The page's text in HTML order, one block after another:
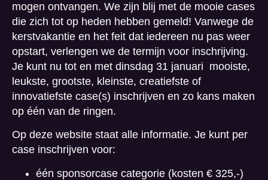
mogen ontvangen. We zijn blij met de mooie cases
die zich tot op heden hebben gemeld! Vanwege de
kerstvakantie en het feit dat iedereen nu pas weer
opstart, verlengen we de termijn voor inschrijving.
Je kunt nu tot en met dinsdag 31 januari mooiste,
leukste, grootste, kleinste, creatiefste of
innovatiefste case(s) inschrijven en zo kans maken
op één van de ringen.
Op deze website staat alle informatie. Je kunt per
case inschrijven voor:
één sponsorcase categorie (kosten € 325,-)